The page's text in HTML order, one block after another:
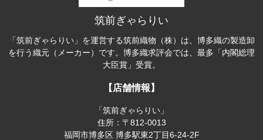
筑前ぎゃらりい
「筑前ぎゃらりい」を運営する筑前織物（株）は、博多織の製造卸
を行う織元（メーカー）です。博多織求評会では、最多「内閣総理
大臣賞」受賞。
【店舗情報】
「筑前ぎゃらりい」
住所：〒812-0013
福岡市博多区 博多駅東2丁目6-24-2F